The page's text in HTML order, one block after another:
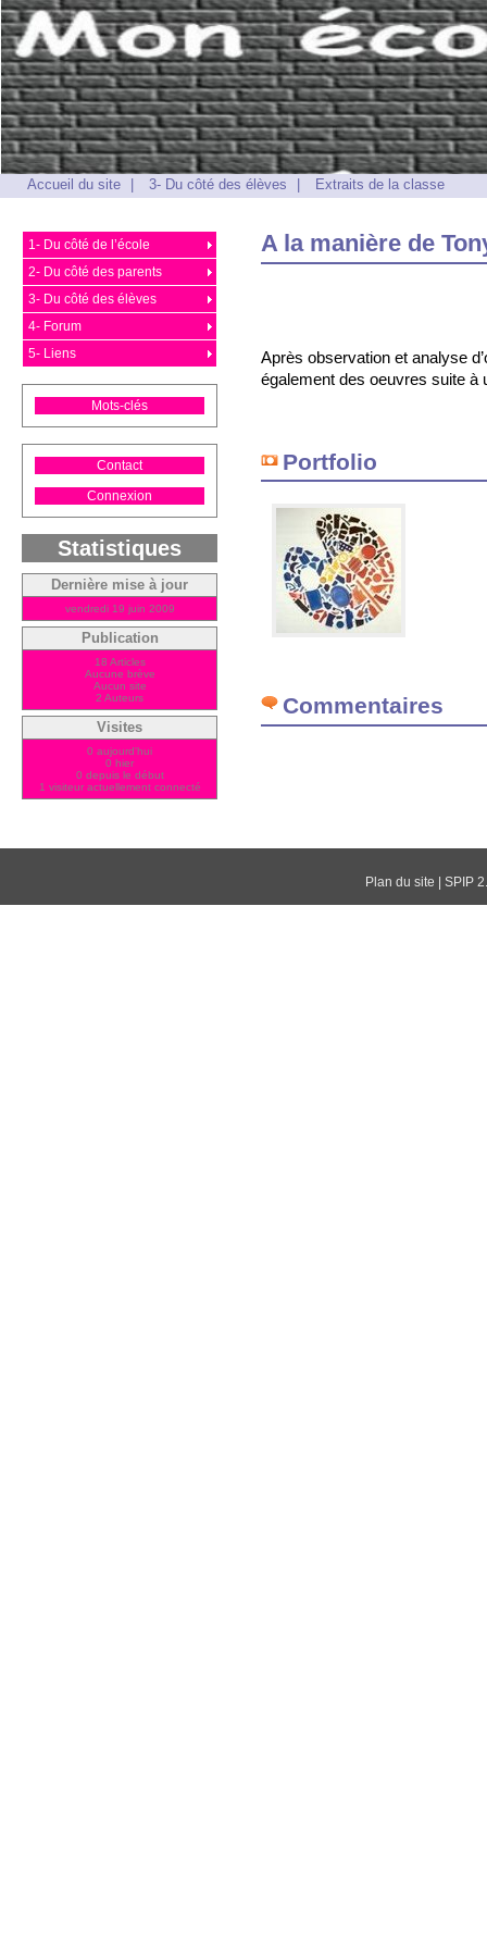
Accueil du site 3- Du côté des élèves Extraits de la classe
A la manière de
Après observation et analyse
également des oeuvres suite à
Portfolio
Commentaires
1- Du côté de l’école
2- Du côté des parents
3- Du côté des élèves
4- Forum
5- Liens
Mots-clés
Contact
Connexion
Statistiques
Dernière mise à jour
vendredi 19 juin 2009
Publication
18 Articles
Aucune brève
Aucun site
2 Auteurs
Visites
0 aujourd'hui
0 hier
0 depuis le début
1 visiteur actuellement connecté
Plan du site SPIP